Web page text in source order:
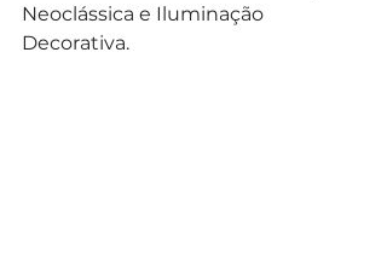
Neoclássica e Iluminação
Decorativa.